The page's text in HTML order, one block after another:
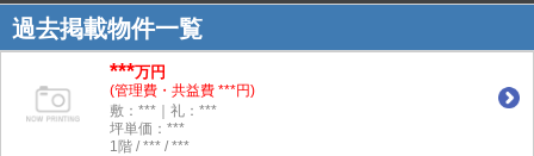
過去掲載物件一覧
***万円
(管理費・共益費 ***円)
敷：***｜礼：***
坪単価：***
1階 / *** / ***